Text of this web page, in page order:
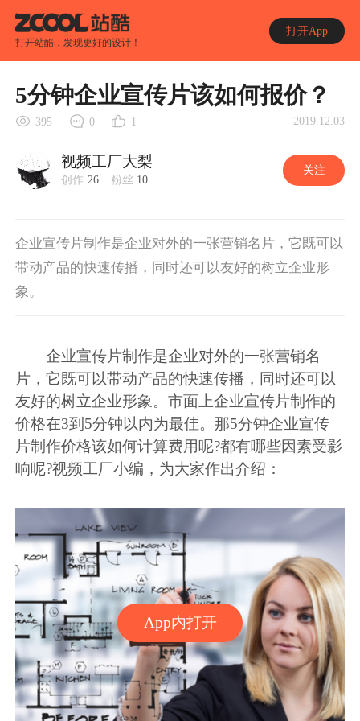
打开站酷，发现更好的设计！
打开App
App内打开
5分钟企业宣传片该如何报价？
395 0 1 2019.12.03
视频工厂大梨
创作 26 粉丝 10
关注
企业宣传片制作是企业对外的一张营销名片，它既可以
带动产品的快速传播，同时还可以友好的树立企业形
象。
企业宣传片制作是企业对外的一张营销名
片，它既可以带动产品的快速传播，同时还可以
友好的树立企业形象。市面上企业宣传片制作的
价格在3到5分钟以内为最佳。那5分钟企业宣传
片制作价格该如何计算费用呢?都有哪些因素受影
响呢?视频工厂小编，为大家作出介绍：